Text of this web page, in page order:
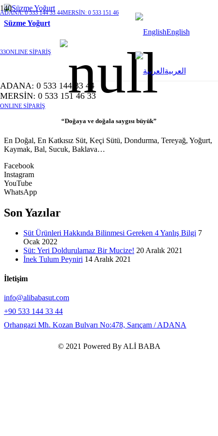
ADANA: 0 533 144 33 44MERSİN: 0 533 151 46
33ONLINE SİPARİŞ
English
العربية
ADANA: 0 533 144 33 44
MERSİN: 0 533 151 46 33
ONLINE SİPARİŞ
Süzme Yoğurt
“Doğaya ve doğala saygısı büyük”
En Doğal, En Katkısız Süt, Keçi Sütü, Dondurma, Tereyağ, Yoğurt,
Kaymak, Bal, Sucuk, Baklava…
Facebook
Instagram
YouTube
WhatsApp
Son Yazılar
Süt Ürünleri Hakkında Bilinmesi Gereken 4 Yanlış Bilgi 7
Ocak 2022
Süt: Yeri Doldurulamaz Bir Mucize! 20 Aralık 2021
İnek Tulum Peyniri 14 Aralık 2021
İletişim
info@alibabasut.com
+90 533 144 33 44
Orhangazi Mh. Kozan Bulvarı No:478, Sarıçam / ADANA
© 2021 Powered By ALİ BABA